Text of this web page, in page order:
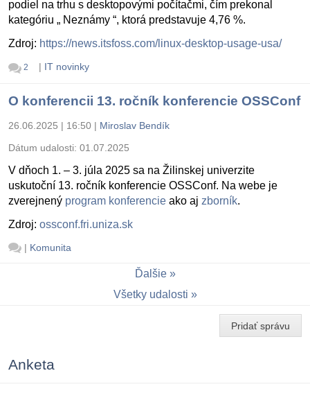
podiel na trhu s desktopovými počítačmi, čím prekonal
kategóriu „ Neznámy “, ktorá predstavuje 4,76 %.
Zdroj: https://news.itsfoss.com/linux-desktop-usage-usa/
2 | IT novinky
O konferencii 13. ročník konferencie OSSConf
26.06.2025 | 16:50 | Miroslav Bendík
Dátum udalosti: 01.07.2025
V dňoch 1. – 3. júla 2025 sa na Žilinskej univerzite
uskutoční 13. ročník konferencie OSSConf. Na webe je
zverejnený program konferencie ako aj zborník.
Zdroj: ossconf.fri.uniza.sk
| Komunita
Ďalšie
Všetky udalosti
Pridať správu
Anketa